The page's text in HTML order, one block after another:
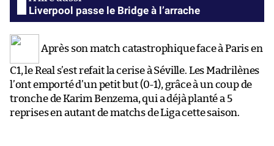
Liverpool passe le Bridge à l’arrache
Après son match catastrophique face à Paris en
C1, le Real s’est refait la cerise à Séville. Les Madrilènes
l’ont emporté d’un petit but (0-1), grâce à un coup de
tronche de Karim Benzema, qui a déjà planté a 5
reprises en autant de matchs de Liga cette saison.